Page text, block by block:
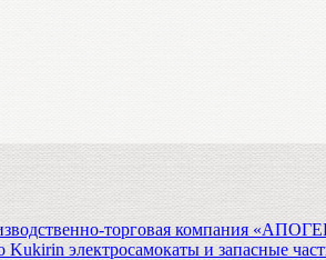
торговая компания
Kukirin электросамокаты и запасные